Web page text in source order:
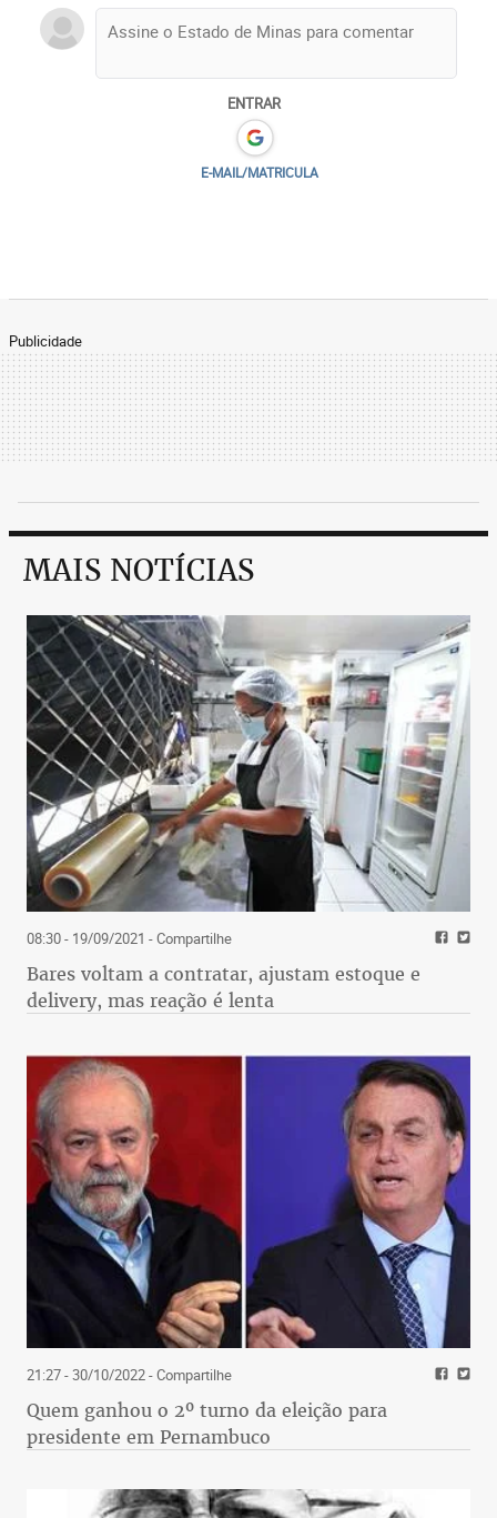
ENTRAR
E-MAIL/MATRICULA
Publicidade
MAIS NOTÍCIAS
08:30 - 19/09/2021 - Compartilhe
Bares voltam a contratar, ajustam estoque e
delivery, mas reação é lenta
21:27 - 30/10/2022- Compartilhe
Quem ganhou o 2º turno da eleição para
presidente em Pernambuco